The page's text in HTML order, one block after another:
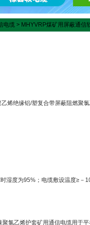
电缆 > MHYVRP煤矿用屏蔽通信
烯绝缘铝/塑复合带屏蔽阻燃聚
湿度为95%；电缆敷设温度≥－
氯乙烯护套矿用通信电缆用于